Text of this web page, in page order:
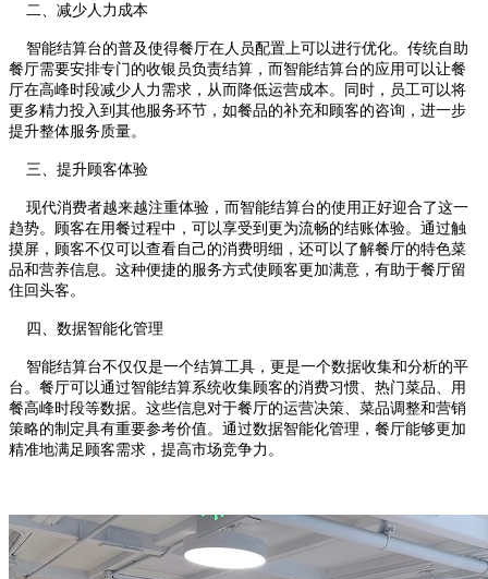
二、减少人力成本
智能结算台的普及使得餐厅在人员配置上可以进行优化。传统自助
餐厅需要安排专门的收银员负责结算，而智能结算台的应用可以让餐
厅在高峰时段减少人力需求，从而降低运营成本。同时，员工可以将
更多精力投入到其他服务环节，如餐品的补充和顾客的咨询，进一步
提升整体服务质量。
三、提升顾客体验
现代消费者越来越注重体验，而智能结算台的使用正好迎合了这一
趋势。顾客在用餐过程中，可以享受到更为流畅的结账体验。通过触
摸屏，顾客不仅可以查看自己的消费明细，还可以了解餐厅的特色菜
品和营养信息。这种便捷的服务方式使顾客更加满意，有助于餐厅留
住回头客。
四、数据智能化管理
智能结算台不仅仅是一个结算工具，更是一个数据收集和分析的平
台。餐厅可以通过智能结算系统收集顾客的消费习惯、热门菜品、用
餐高峰时段等数据。这些信息对于餐厅的运营决策、菜品调整和营销
策略的制定具有重要参考价值。通过数据智能化管理，餐厅能够更加
精准地满足顾客需求，提高市场竞争力。